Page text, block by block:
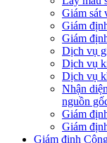
Giám sát
Giám
Giám
Dịch vụ
Dịch vụ
Dịch vụ
Nhận
nguồn
Giám
Giám
Giám định